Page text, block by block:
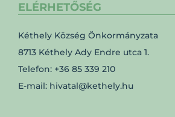
ELÉRHETŐSÉG
Kéthely Község Önkormányzata
8713 Kéthely Ady Endre utca 1.
Telefon: +36 85 339 210
E-mail: hivatal@kethely.hu